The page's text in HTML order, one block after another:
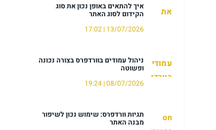
איך להתאים באופן נכון את סוג
הקידום לסוג האתר
13/07/2026
17:02
ניהול עמודים בוורדפרס בצורה נכונה
ופשוטה
08/07/2026
19:24
תגיות וורדפרס: שימוש נכון לשיפור
מבנה האתר